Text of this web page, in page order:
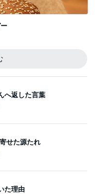
せた源たれ
た理由